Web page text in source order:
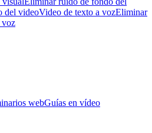
del videoVideo de texto a vozEliminar
voz
webGuías en vídeo